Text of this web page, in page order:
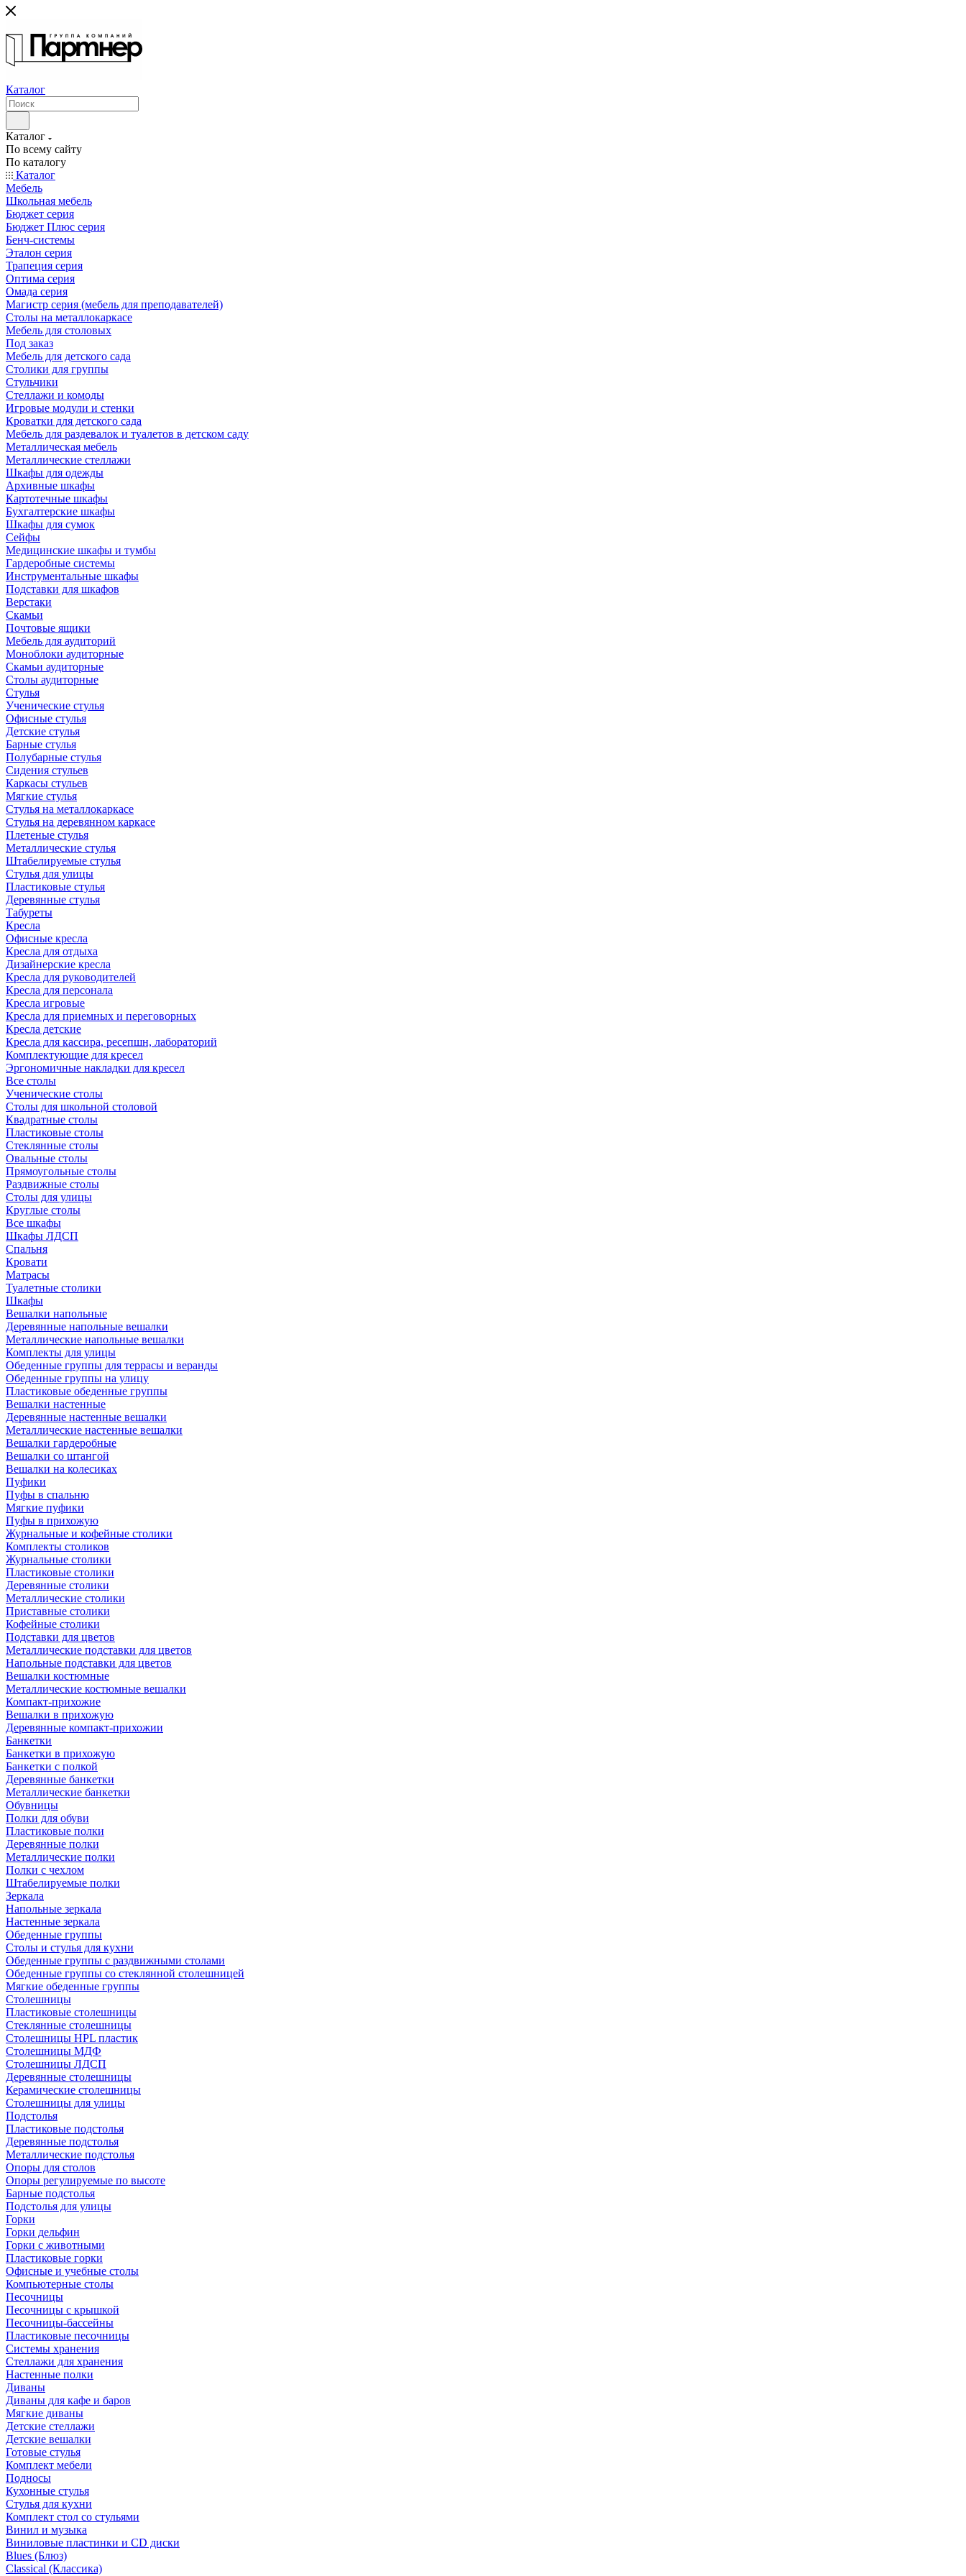
Каталог
Каталог
По всему сайту
По каталогу
Каталог
Мебель
Школьная мебель
Бюджет серия
Бюджет Плюс серия
Бенч-системы
Эталон серия
Трапеция серия
Оптима серия
Омада серия
Магистр серия (мебель для преподавателей)
Столы на металлокаркасе
Мебель для столовых
Под заказ
Мебель для детского сада
Столики для группы
Стульчики
Стеллажи и комоды
Игровые модули и стенки
Кроватки для детского сада
Мебель для раздевалок и туалетов в детском саду
Металлическая мебель
Металлические стеллажи
Шкафы для одежды
Архивные шкафы
Картотечные шкафы
Бухгалтерские шкафы
Шкафы для сумок
Сейфы
Медицинские шкафы и тумбы
Гардеробные системы
Инструментальные шкафы
Подставки для шкафов
Верстаки
Скамьи
Почтовые ящики
Мебель для аудиторий
Моноблоки аудиторные
Скамьи аудиторные
Столы аудиторные
Стулья
Ученические стулья
Офисные стулья
Детские стулья
Барные стулья
Полубарные стулья
Сидения стульев
Каркасы стульев
Мягкие стулья
Стулья на металлокаркасе
Стулья на деревянном каркасе
Плетеные стулья
Металлические стулья
Штабелируемые стулья
Стулья для улицы
Пластиковые стулья
Деревянные стулья
Табуреты
Кресла
Офисные кресла
Кресла для отдыха
Дизайнерские кресла
Кресла для руководителей
Кресла для персонала
Кресла игровые
Кресла для приемных и переговорных
Кресла детские
Кресла для кассира, ресепшн, лабораторий
Комплектующие для кресел
Эргономичные накладки для кресел
Все столы
Ученические столы
Столы для школьной столовой
Квадратные столы
Пластиковые столы
Стеклянные столы
Овальные столы
Прямоугольные столы
Раздвижные столы
Столы для улицы
Круглые столы
Все шкафы
Шкафы ЛДСП
Спальня
Кровати
Матрасы
Туалетные столики
Шкафы
Вешалки напольные
Деревянные напольные вешалки
Металлические напольные вешалки
Комплекты для улицы
Обеденные группы для террасы и веранды
Обеденные группы на улицу
Пластиковые обеденные группы
Вешалки настенные
Деревянные настенные вешалки
Металлические настенные вешалки
Вешалки гардеробные
Вешалки со штангой
Вешалки на колесиках
Пуфики
Пуфы в спальню
Мягкие пуфики
Пуфы в прихожую
Журнальные и кофейные столики
Комплекты столиков
Журнальные столики
Пластиковые столики
Деревянные столики
Металлические столики
Приставные столики
Кофейные столики
Подставки для цветов
Металлические подставки для цветов
Напольные подставки для цветов
Вешалки костюмные
Металлические костюмные вешалки
Компакт-прихожие
Вешалки в прихожую
Деревянные компакт-прихожии
Банкетки
Банкетки в прихожую
Банкетки с полкой
Деревянные банкетки
Металлические банкетки
Обувницы
Полки для обуви
Пластиковые полки
Деревянные полки
Металлические полки
Полки с чехлом
Штабелируемые полки
Зеркала
Напольные зеркала
Настенные зеркала
Обеденные группы
Столы и стулья для кухни
Обеденные группы с раздвижными столами
Обеденные группы со стеклянной столешницей
Мягкие обеденные группы
Столешницы
Пластиковые столешницы
Стеклянные столешницы
Столешницы HPL пластик
Столешницы МДФ
Столешницы ЛДСП
Деревянные столешницы
Керамические столешницы
Столешницы для улицы
Подстолья
Пластиковые подстолья
Деревянные подстолья
Металлические подстолья
Опоры для столов
Опоры регулируемые по высоте
Барные подстолья
Подстолья для улицы
Горки
Горки дельфин
Горки с животными
Пластиковые горки
Офисные и учебные столы
Компьютерные столы
Песочницы
Песочницы с крышкой
Песочницы-бассейны
Пластиковые песочницы
Системы хранения
Стеллажи для хранения
Настенные полки
Диваны
Диваны для кафе и баров
Мягкие диваны
Детские стеллажи
Детские вешалки
Готовые стулья
Комплект мебели
Подносы
Кухонные стулья
Стулья для кухни
Комплект стол со стульями
Винил и музыка
Виниловые пластинки и CD диски
Blues (Блюз)
Classical (Классика)